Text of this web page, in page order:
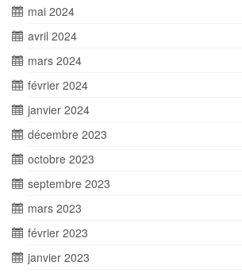
mai 2024
avril 2024
mars 2024
février 2024
janvier 2024
décembre 2023
octobre 2023
septembre 2023
mars 2023
février 2023
janvier 2023